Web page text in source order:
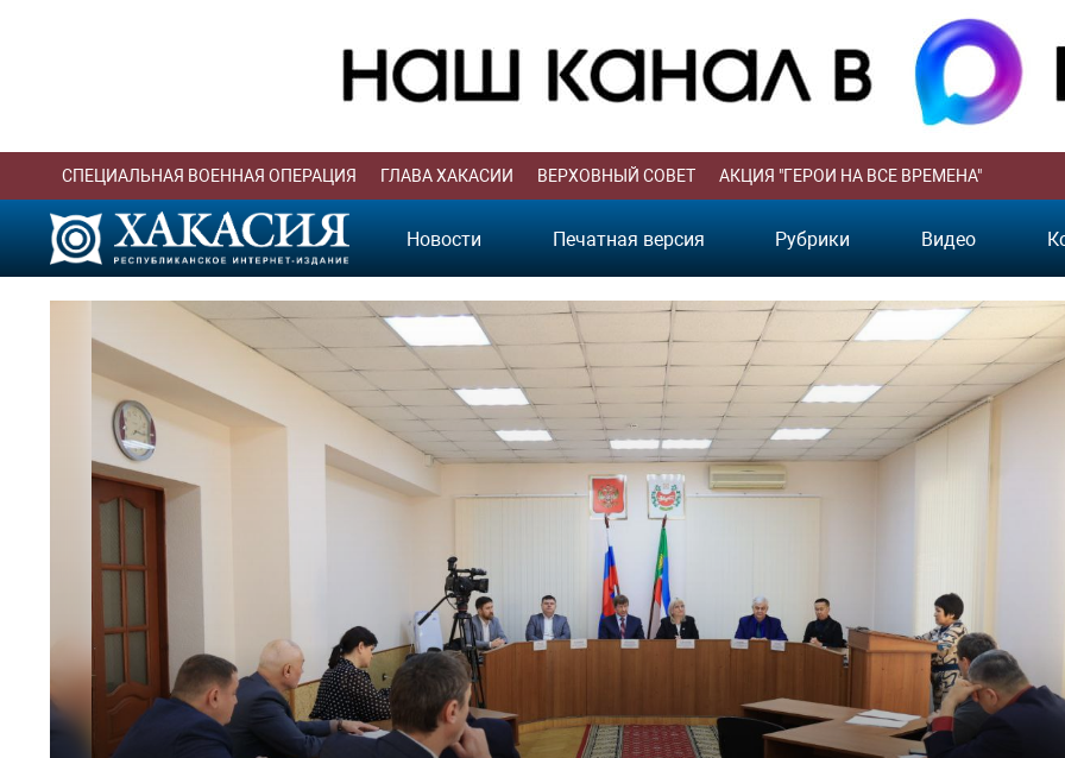
СПЕЦИАЛЬНАЯ ВОЕННАЯ ОПЕРАЦИЯ ГЛАВА ХАКАСИИ ВЕРХОВНЫЙ СОВЕТ АКЦИЯ "ГЕРОИ НА ВСЕ ВРЕМЕНА"
Новости Печатная версия Рубрики Видео